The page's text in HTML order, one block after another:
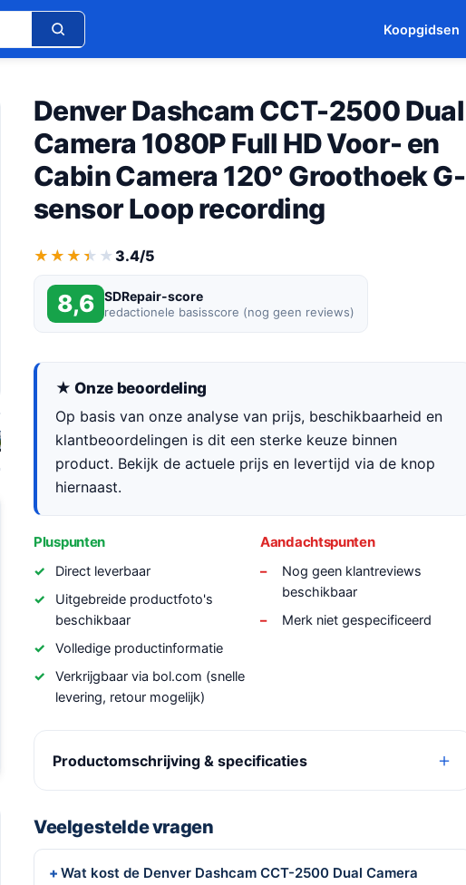
Koopgidsen
Denver Dashcam CCT-2500 Dual
Camera 1080P Full HD Voor- en
Cabin Camera 120° Groothoek G-
sensor Loop recording
★★★★★
★★★★★ 3.4/5
8,6 SDRepair-score
redactionele basisscore (nog geen reviews)
★ Onze beoordeling
Op basis van onze analyse van prijs, beschikbaarheid en
klantbeoordelingen is dit een sterke keuze binnen
product. Bekijk de actuele prijs en levertijd via de knop
hiernaast.
Pluspunten
Direct leverbaar
Uitgebreide productfoto's
beschikbaar
Volledige productinformatie
Verkrijgbaar via bol.com (snelle
levering, retour mogelijk)
Aandachtspunten
Nog geen klantreviews
beschikbaar
Merk niet gespecificeerd
Productomschrijving & specificaties
Veelgestelde vragen
Wat kost de Denver Dashcam CCT-2500 Dual Camera